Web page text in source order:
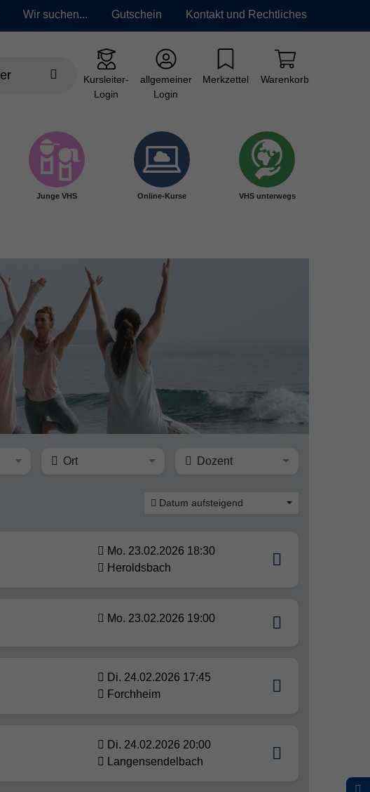
Wir suchen... Gutschein Kontakt und Rechtliches
Kursleiter-
Login
allgemeiner
Login
Merkzettel Warenkorb
Junge VHS Online-Kurse VHS unterwegs
Ort Dozent
Datum aufsteigend
Mo. 23.02.2026 18:30
Heroldsbach
Mo. 23.02.2026 19:00
Di. 24.02.2026 17:45
Forchheim
Di. 24.02.2026 20:00
Langensendelbach